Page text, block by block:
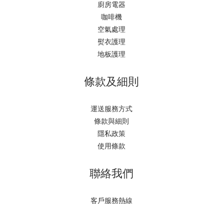
廚房電器
咖啡機
空氣處理
熨衣護理
地板護理
條款及細則
運送服務方式
條款與細則
隱私政策
使用條款
聯絡我們
客戶服務熱線